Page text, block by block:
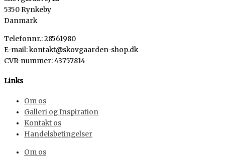
5350 Rynkeby
Danmark
Telefonnr.: 28561980
E-mail: kontakt@skovgaarden-shop.dk
CVR-nummer:43757814
Links
Om os
Galleri og Inspiration
Kontakt os
Handelsbetingelser
Om os